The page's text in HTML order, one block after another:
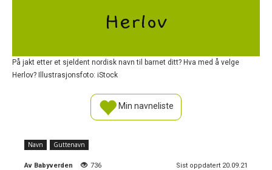
Herlov
På jakt etter et sjeldent nordisk navn til barnet ditt? Hva med å velge
Herlov? Illustrasjonsfoto: iStock
Min navneliste
Navn Guttenavn
Av Babyverden 736 Sist oppdatert 20.09.21